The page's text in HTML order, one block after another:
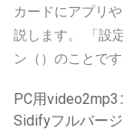
カードにアプリ
説します。 「設
ン（）のことです
PC用
Sidifyフルバー